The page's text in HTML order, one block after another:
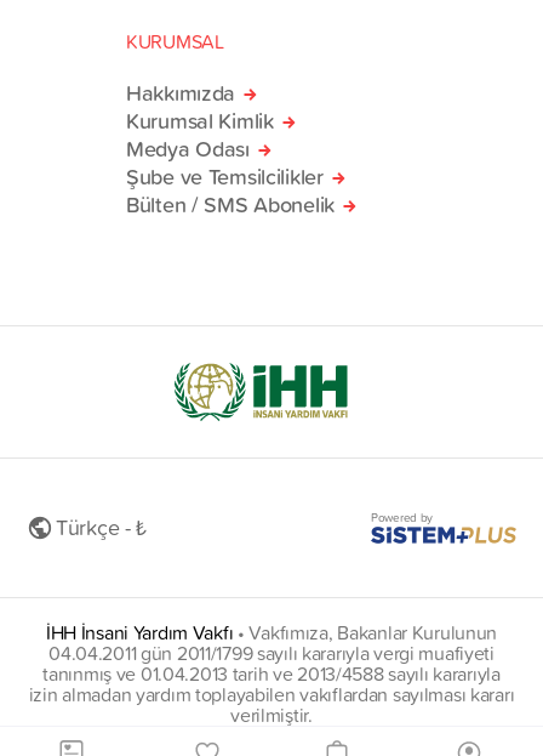
KURUMSAL
Hakkımızda
Kurumsal Kimlik
Medya Odası
Şube ve Temsilcilikler
Bülten / SMS Abonelik
Türkçe - ₺ Powered by
İHH İnsani Yardım Vakfı •Vakfımıza, Bakanlar Kurulunun
04.04.2011 gün 2011/1799 sayılı kararıyla vergi muafiyeti
tanınmış ve 01.04.2013 tarih ve 2013/4588 sayılı kararıyla
izin almadan yardım toplayabilen vakıflardan sayılması kararı
verilmiştir.